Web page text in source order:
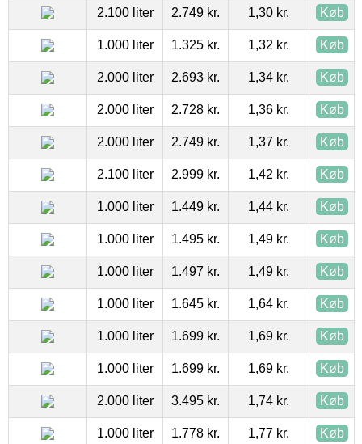
2.100 liter 2.749 kr. 1,30 kr. Køb
1.000 liter 1.325 kr. 1,32 kr. Køb
2.000 liter 2.693 kr. 1,34 kr. Køb
2.000 liter 2.728 kr. 1,36 kr. Køb
2.000 liter 2.749 kr. 1,37 kr. Køb
2.100 liter 2.999 kr. 1,42 kr. Køb
1.000 liter 1.449 kr. 1,44 kr. Køb
1.000 liter 1.495 kr. 1,49 kr. Køb
1.000 liter 1.497 kr. 1,49 kr. Køb
1.000 liter 1.645 kr. 1,64 kr. Køb
1.000 liter 1.699 kr. 1,69 kr. Køb
1.000 liter 1.699 kr. 1,69 kr. Køb
2.000 liter 3.495 kr. 1,74 kr. Køb
1.000 liter 1.778 kr. 1,77 kr. Køb